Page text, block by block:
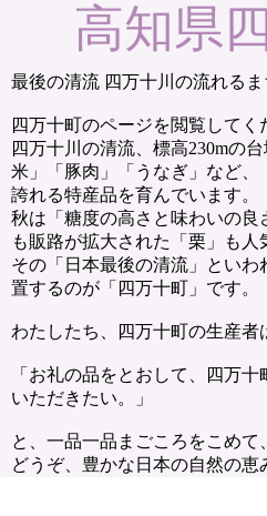
高知県
最後の清流 四万十川の流れるま
四万十町のページを閲覧してく
四万十川の清流、標高230mの
米」「豚肉」「うなぎ」など、
誇れる特産品を育んでいます。
秋は「糖度の高さと味わいの良
も販路が拡大された「栗」も人
その「日本最後の清流」とい
置するのが「四万十町」です。
わたしたち、四万十町の生産者
「お礼の品をとおして、四万
いただきたい。」
と、一品一品まごころをこめて
どうぞ、豊かな日本の自然の恵